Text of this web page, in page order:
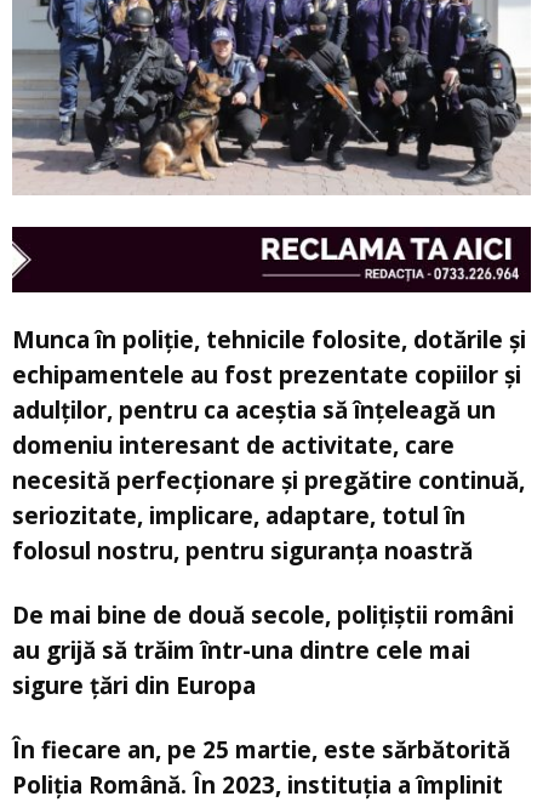
Munca în poliție, tehnicile folosite, dotările și
echipamentele au fost prezentate copiilor și
adulților, pentru ca aceștia să înțeleagă un
domeniu interesant de activitate, care
necesită perfecționare și pregătire continuă,
seriozitate, implicare, adaptare, totul în
folosul nostru, pentru siguranța noastră
De mai bine de două secole, polițiștii români
au grijă să trăim într-una dintre cele mai
sigure țări din Europa
În fiecare an, pe 25 martie, este sărbătorită
Poliția Română. În 2023, instituția a împlinit